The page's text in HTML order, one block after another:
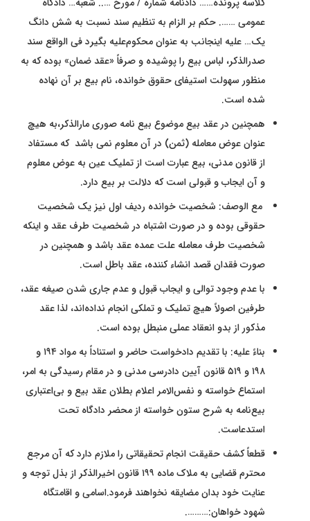
عمومی ……. حکم بر الزام به تنظیم سند نسبت به شش دانگ
یک… علیه اینجانب به عنوان محکوم‌علیه بگیرد فی الواقع سند
صدرالذکر، لباس بیع را پوشیده و صرفاً «عقد ضمان» بوده که به
منظور سهولت استیفای حقوق خوانده، نام بیع بر آن نهاده
شده است.
همچنین در عقد بیع موضوع بیع نامه صوری مارالذکر،به هیچ
عنوان عوض معامله (ثمن) در آن معلوم نمی باشد که مستفاد
از قانون مدنی، بیع عبارت است از تملیک عین به عوض معلوم
و آن ایجاب و قبولی است که دلالت بر بیع دارد.
مع الوصف: شخصیت خوانده ردیف اول نیز یک شخصیت
حقوقی بوده و در صورت اشتباه در شخصیت طرف عقد و اینکه
شخصیت طرف معامله علت عمده عقد باشد و همچنین در
صورت فقدان قصد انشاء کننده، عقد باطل است.
با عدم وجود توالی و ایجاب قبول و عدم جاری شدن صیغه عقد،
طرفین اصولاً هیچ تملیک و تملکی انجام نداده‌اند، لذا عقد
مذکور از بدو انعقاد عملی منبطل بوده است.
بناءً علیه: با تقدیم دادخواست حاضر و استناداً به مواد ۱۹۴ و
۱۹۸ و ۵۱۹ قانون آیین دادرسی مدنی و در مقام رسیدگی به امر،
استماع خواسته و نفس‌الامر اعلام بطلان عقد بیع و بی‌اعتباری
بیع‌نامه به شرح ستون خواسته از محضر دادگاه تحت
استدعاست.
قطعاً کشف حقیقت انجام تحقیقاتی را ملازم دارد که آن مرجع
محترم قضایی به ملاک ماده ۱۹۹ قانون اخیرالذکر از بذل توجه و
عنایت خود بدان مضایقه نخواهند فرمود.اسامی و اقامتگاه
شهود خواهان:……….